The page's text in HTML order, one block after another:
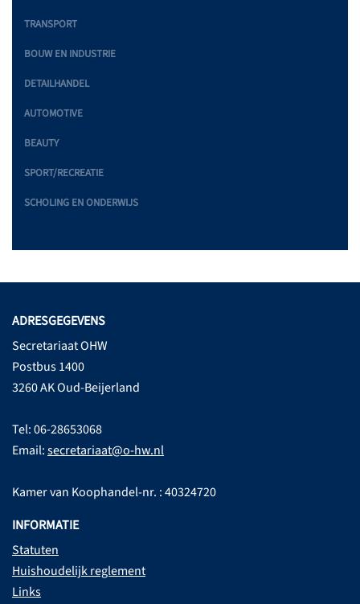
TRANSPORT
BOUW EN INDUSTRIE
DETAILHANDEL
AUTOMOTIVE
BEAUTY
SPORT/RECREATIE
SCHOLING EN ONDERWIJS
ADRESGEGEVENS
Secretariaat OHW
Postbus 1400
3260 AK Oud-Beijerland
Tel: 06-28653068
Email:secretariaat@o-hw.nl
Kamer van Koophandel-nr. : 40324720
INFORMATIE
Statuten
Huishoudelijk reglement
Links